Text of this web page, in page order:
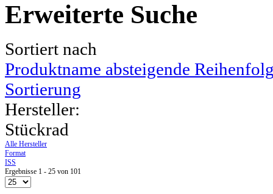
Erweiterte Suche
Sortiert nach
Produktname absteigende
Sortierung
Hersteller:
Stückrad
Alle Hersteller
Format
ISS
Ergebnisse 1 - 25 von 101